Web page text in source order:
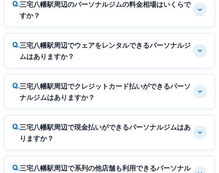
三宅八幡駅周辺のパーソナルジムの料金相場はいくらで
すか？
三宅八幡駅周辺でウェアをレンタルできるパーソナルジ
ムはありますか？
三宅八幡駅周辺でクレジットカード払いができるパーソ
ナルジムはありますか？
三宅八幡駅周辺で現金払いができるパーソナルジムはあ
りますか？
三宅八幡駅周辺で系列の他店舗も利用できるパーソナル